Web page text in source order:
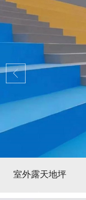
室外露天地坪